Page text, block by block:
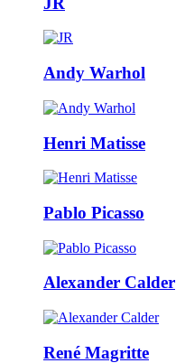
Andy Warhol
Henri Matisse
Pablo Picasso
Alexander Calder
René Magritte